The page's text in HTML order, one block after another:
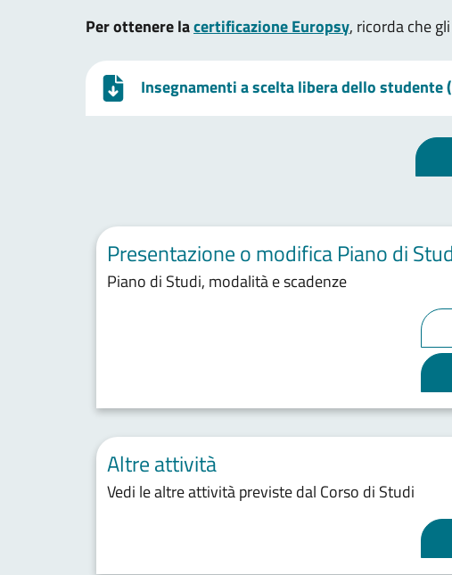
Per ottenere lacertificazione Europsy, ricorda che
Insegnamenti a scelta libera dello studente
Presentazione o modifica Piano di
Piano di Studi, modalità e scadenze
Altre attività
Vedi le altre attività previste dal Corso di Studi